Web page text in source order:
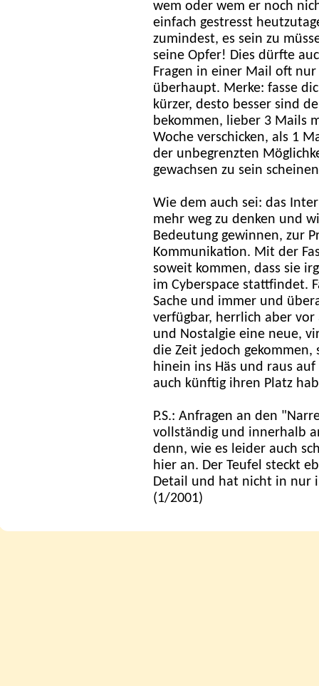
wem oder wem er noch
einfach gestresst
zumindest, es sein zu
seine Opfer! Dies dürfte
Fragen in einer Mail oft
überhaupt. Merke: fasse
kürzer, desto besser sind
bekommen, lieber 3 Mails
Woche verschicken, als 1
der unbegrenzten
gewachsen zu sein
Wie dem auch sei: das
mehr weg zu denken und
Bedeutung gewinnen, zur
Kommunikation. Mit der
soweit kommen, dass sie
im Cyberspace stattfindet.
Sache und immer und
verfügbar, herrlich aber
und Nostalgie eine neue,
die Zeit jedoch
hinein ins Häs und raus
auch künftig ihren Platz
P.S.: Anfragen an den
vollständig und innerhalb
denn, wie es leider auch
hier an. Der Teufel steckt
Detail und hat nicht in nur
(1/2001)